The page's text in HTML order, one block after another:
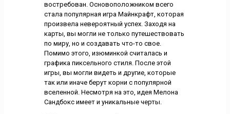
востребован. Основоположником всего
стала популярная игра Майнкрафт, которая
произвела невероятный успех. Заходя на
карты, вы могли не только путешествовать
по миру, но и создавать что-то свое.
Помимо этого, изюминкой считалась и
графика пиксельного стиля. После этой
игры, вы могли видеть и другие, которые
так или иначе берут корни с популярной
вселенной. Несмотря на это, идея Мелона
Сандбокс имеет и уникальные черты.